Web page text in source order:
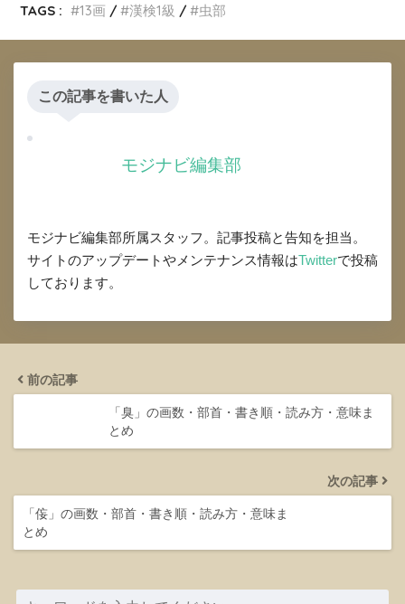
TAGS :
13画 漢検1級 虫部
この記事を書いた人
モジナビ編集部
モジナビ編集部所属スタッフ。記事投稿と告知を担当。
サイトのアップデートやメンテナンス情報はTwitterで投稿
しております。
前の記事
「臭」の画数・部首・書き順・読み方・意味ま
とめ
次の記事
「侫」の画数・部首・書き順・読み方・意味ま
とめ